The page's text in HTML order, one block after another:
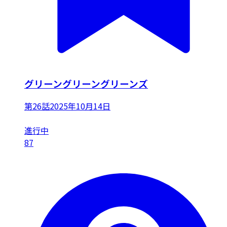
グリーングリーングリーンズ
第26話2025年10月14日
進行中
87